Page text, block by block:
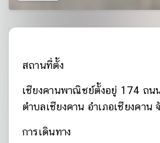
สถานที่ตั้ง
เชียงคานพาณิชย์ตั้งอยู่ 174 ถน
ตำบลเชียงคาน อำเภอเชียงคาน
การเดินทาง